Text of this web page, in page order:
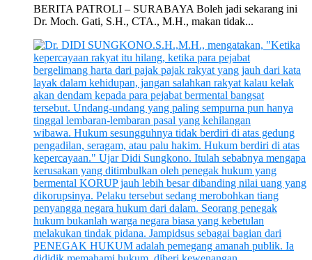
BERITA PATROLI – SURABAYA Boleh jadi sekarang ini
Dr. Moch. Gati, S.H., CTA., M.H., makan tidak...